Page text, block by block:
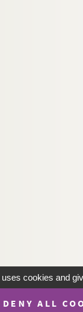
cookies and
DENY ALL